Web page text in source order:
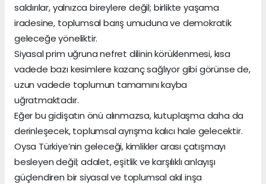
saldırılar, yalnızca bireylere değil; birlikte yaşama
iradesine, toplumsal barış umuduna ve demokratik
geleceğe yöneliktir.
Siyasal prim uğruna nefret dilinin körüklenmesi, kısa
vadede bazı kesimlere kazanç sağlıyor gibi görünse de,
uzun vadede toplumun tamamını kayba
uğratmaktadır.
Eğer bu gidişatın önü alınmazsa, kutuplaşma daha da
derinleşecek, toplumsal ayrışma kalıcı hale gelecektir.
Oysa Türkiye’nin geleceği, kimlikler arası çatışmayı
besleyen değil; adalet, eşitlik ve karşılıklı anlayışı
güçlendiren bir siyasal ve toplumsal akıl inşa